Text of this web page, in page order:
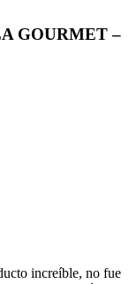
GOURMET –
increíble, no fue